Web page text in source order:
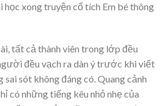
học xong truyện cổ tích Em bé thông
tất cả thành viên trong lớp đều
đều vạch ra dàn ý trước khi viết
sót không đáng có. Quang cảnh
có những tiếng kêu nhỏ nhẹ của